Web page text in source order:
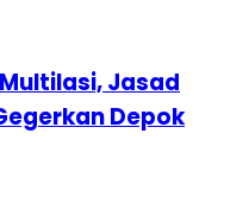
Jasad
Depok